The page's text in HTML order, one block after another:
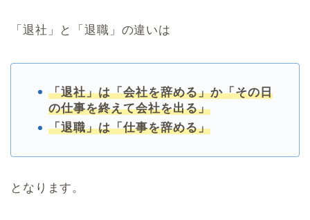
「退社」と「退職」の違いは
「退社」は「会社を辞める」か「その日
の仕事を終えて会社を出る」
「退職」は「仕事を辞める」
となります。